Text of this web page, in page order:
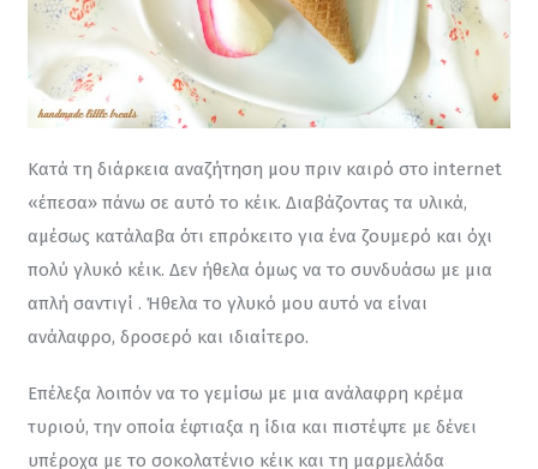
Κατά τη διάρκεια αναζήτηση μου πριν καιρό στο internet
«έπεσα» πάνω σε αυτό το κέικ. Διαβάζοντας τα υλικά,
αμέσως κατάλαβα ότι επρόκειτο για ένα ζουμερό και όχι
πολύ γλυκό κέικ. Δεν ήθελα όμως να το συνδυάσω με μια
απλή σαντιγί . Ήθελα το γλυκό μου αυτό να είναι
ανάλαφρο, δροσερό και ιδιαίτερο.
Επέλεξα λοιπόν να το γεμίσω με μια ανάλαφρη κρέμα
τυριού, την οποία έφτιαξα η ίδια και πιστέψτε με δένει
υπέροχα με το σοκολατένιο κέικ και τη μαρμελάδα